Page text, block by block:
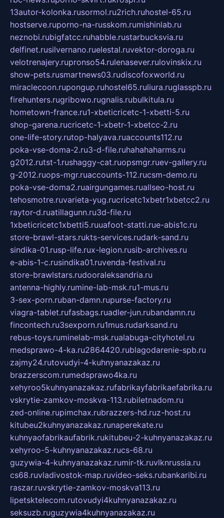
13autor-kolonka.rusormol.ru2rich.ruhostel-65.ru
hostserve.ruporno-na-russkom.rumishinlab.ru
neznobi.rubigfatcc.ruhabble.rustarbucksvia.ru
delfinet.rusilvernano.ruelestal.ruvektor-doroga.ru
velotrenajery.rupronso54.rulenasever.rulovinskix.ru
show-pets.rusmartnews03.rudiscofoxworld.ru
miraclecoon.rupongup.ruhostel65.ruliura.ruglasspb.ru
firehunters.rugribowo.rugnalis.rubulkitula.ru
hometown-france.ru1-xbeticricetc-1-xbetti-5.ru
shop-garena.rucricetc-1-xbetr-1-xbetcc-2.ru
one-life-story.rutop-halyava.ruaccounts112.ru
poka-vse-doma-2.ru3-d-file.ruhahahaharms.ru
g2012.rutst-1.rushaggy-cat.ruopsmgr.ruev-gallery.ru
g-2012.ruops-mgr.ruaccounts-112.rucsm-demo.ru
poka-vse-doma2.ruairgungames.ruallseo-host.ru
tehosmotre.ruvarieta-yug.rucricetc1xbetr1xbetcc2.ru
raytor-d.ruatillagunn.ru3d-file.ru
1xbeticricetc1xbetti5.ruuafoot-statti.rue-abis1c.ru
store-brawl-stars.rukts-services.rudark-sand.ru
sindika-01.rusp-life.rux-legion.rusib-archives.ru
e-abis-1-c.rusindika01.ruvenda-festival.ru
store-brawlstars.rudooraleksandria.ru
antenna-highly.rumine-lab-msk.ru1-mus.ru
3-sex-porn.ruban-damn.rupurse-factory.ru
viagra-tablet.rufasbags.ruadler-jun.rubandamn.ru
fincontech.ru3sexporn.ru1mus.rudarksand.ru
rebus-toys.ruminelab-msk.rualabuga-cityhotel.ru
medsprawo-4-ka.ru2864420.rublagodarenie-spb.ru
zajmy24.rutovudyi-4-kuhnyanazakaz.ru
brazzerscom.rumedsprawo4ka.ru
xehyroo5kuhnyanazakaz.rufabrikayfabrikaefabrika.ru
vskrytie-zamkov-moskva-113.rubiletnadom.ru
zed-online.rupimchax.rubrazzers-hd.ruz-host.ru
kitubeu2kuhnyanazakaz.runaperekate.ru
kuhnyaofabrikaufabrik.rukitubeu-2-kuhnyanazakaz.ru
xehyroo-5-kuhnyanazakaz.rucs-68.ru
guzywia-4-kuhnyanazakaz.rumir-tk.ruvlknrussia.ru
cs68.ruvladivostok-map.ruvideo-seks.rubankaribi.ru
raszar.ruvskrytie-zamkov-moskva113.ru
lipetsktelecom.rutovudyi4kuhnyanazakaz.ru
seksuzb.ruguzywia4kuhnyanazakaz.ru